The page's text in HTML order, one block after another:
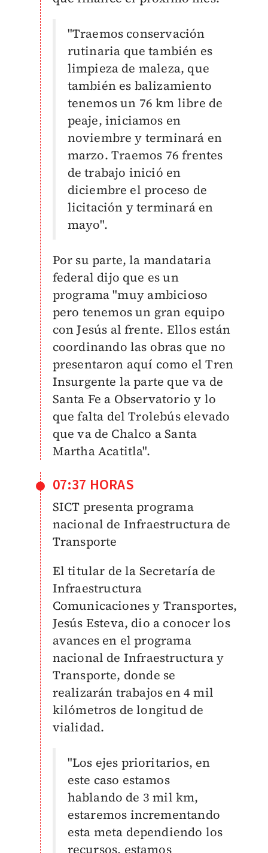
"Traemos conservación
rutinaria que también es
limpieza de maleza, que
también es balizamiento
tenemos un 76 km libre de
peaje, iniciamos en
noviembre y terminará en
marzo. Traemos 76 frentes
de trabajo inició en
diciembre el proceso de
licitación y terminará en
mayo".
Por su parte, la mandataria
federal dijo que es un
programa "muy ambicioso
pero tenemos un gran equipo
con Jesús al frente. Ellos están
coordinando las obras que no
presentaron aquí como el Tren
Insurgente la parte que va de
Santa Fe a Observatorio y lo
que falta del Trolebús elevado
que va de Chalco a Santa
Martha Acatitla".
07:37 HORAS
SICT presenta programa
nacional de Infraestructura de
Transporte
El titular de la Secretaría de
Infraestructura
Comunicaciones y Transportes,
Jesús Esteva, dio a conocer los
avances en el programa
nacional de Infraestructura y
Transporte, donde se
realizarán trabajos en 4 mil
kilómetros de longitud de
vialidad.
"Los ejes prioritarios, en
este caso estamos
hablando de 3 mil km,
estaremos incrementando
esta meta dependiendo los
recursos, estamos